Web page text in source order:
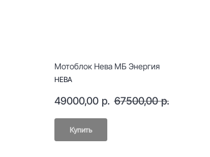
Мотоблок Нева МБ Энергия
НЕВА
49000,00 р. 67500,00 р.
Купить